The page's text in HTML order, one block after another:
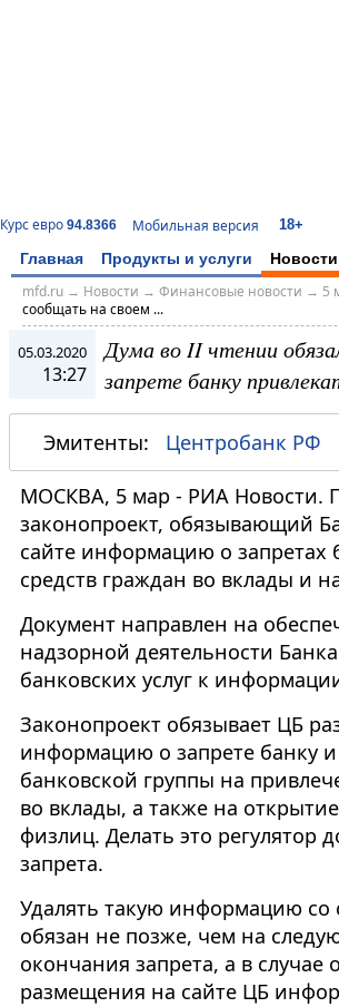
Курс евро 94.8366 Мобильная версия 18+
Главная Продукты и услуги Новости
mfd.ru→ Новости → Финансовые новости → 5
сообщать на своем ...
05.03.2020
13:27
Дума во II чтении
запрете банку
Эмитенты: Центробанк РФ
МОСКВА, 5 мар - РИА Новости.
законопроект, обязывающий
сайте информацию о
средств граждан во вклады и
Документ направлен на
надзорной деятельности
банковских услуг к
Законопроект обязывает ЦБ
информацию о запрете банку
банковской группы на
во вклады, а также на
физлиц. Делать это регулятор
запрета.
Удалять такую информацию со
обязан не позже, чем на
окончания запрета, а в
размещения на сайте ЦБ